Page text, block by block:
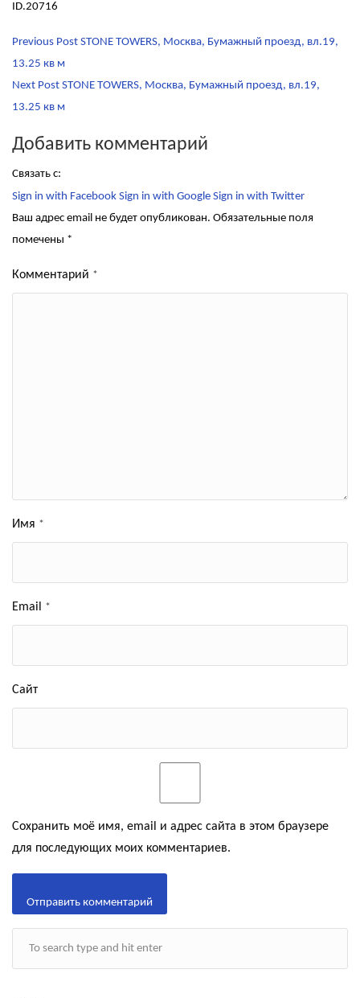
ID.20716
Post
navigation
Previous Post STONE TOWERS, Москва, Бумажный проезд, вл.19,
13.25 кв м
Next Post STONE TOWERS, Москва, Бумажный проезд, вл.19,
13.25 кв м
Добавить комментарий
Связать с:
Sign in with Facebook Sign in with Google Sign in with Twitter
Ваш адрес email не будет опубликован. Обязательные поля
помечены *
Комментарий *
Имя *
Email *
Сайт
Сохранить моё имя, email и адрес сайта в этом браузере
для последующих моих комментариев.